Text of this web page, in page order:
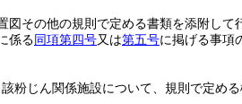
その他の規則で定める書類を添附して
係る同項第四号又は第五号に掲げる事項
粉じん関係施設について、規則で定め